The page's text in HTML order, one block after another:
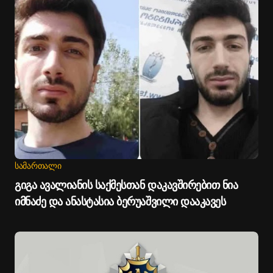
ᲡᲐᲛᲐᲠᲗᲐᲚᲘ
გიგა ავალიანის საქმესთან დაკავშირებით ნია
იმნაძე და ანასტასია ბერუაშვილი დააკავეს